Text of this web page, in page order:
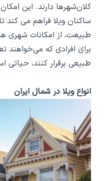
کلان‌شهرها دارند. این
ساکنان ویلا فراهم می‌ کند
طبیعت، از امکانات شهری
برای افرادی که می‌خواهند
طبیعی برقرار کنند، حیاتی
انواع ویلا در شمال ایران